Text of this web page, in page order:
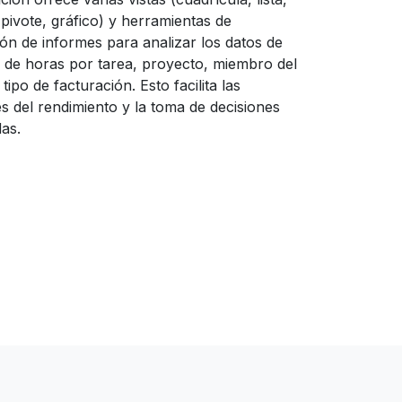
gráfico) y herramientas de
de informes para analizar los datos de
de horas por tarea, proyecto, miembro del
de facturación. Esto facilita las
del rendimiento y la toma de decisiones